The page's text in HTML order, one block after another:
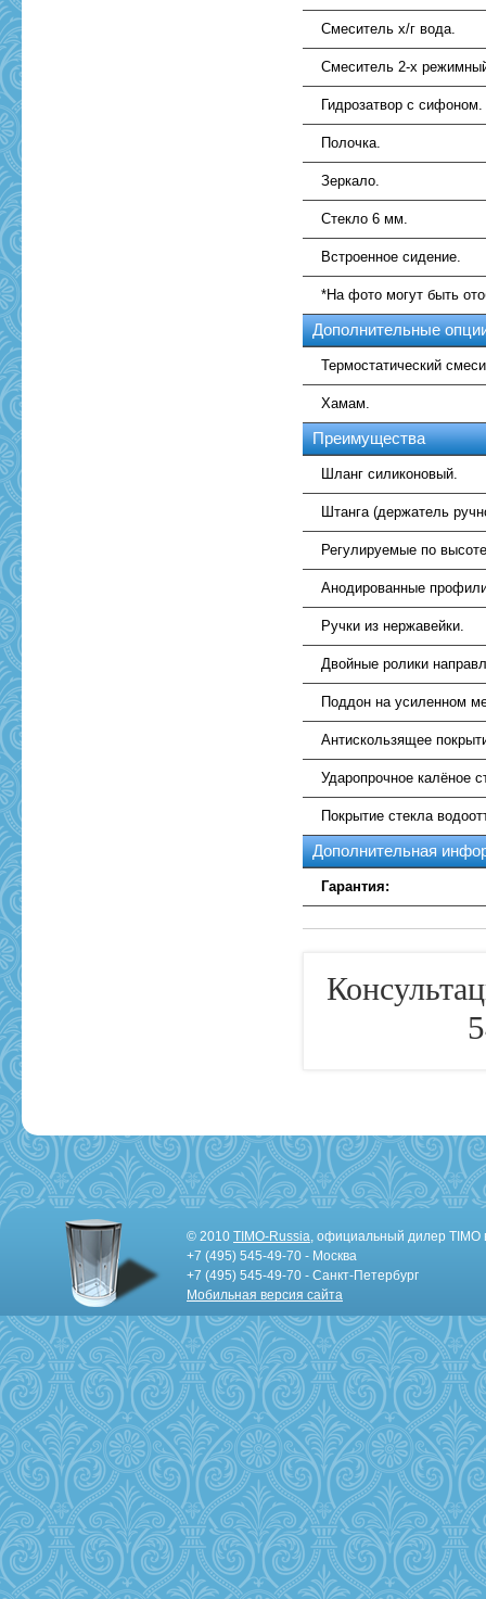
Смеситель х/г вода.
Смеситель 2-х
Гидрозатвор с сифоном.
Полочка.
Зеркало.
Стекло 6 мм.
Встроенное сидение.
*На фото могут быть
Дополнительные
Термостатический
Хамам.
Преимущества
Шланг силиконовый.
Штанга (держатель
Регулируемые по
Анодированные
Ручки из нержавейки.
Двойные ролики
Поддон на усиленном
Антискользящее
Ударопрочное калёное
Покрытие стекла
Дополнительная
Гарантия:
© 2010 TIMO-Russia, официальный дилер TIMO
+7 (495) 545-49-70 - Москва
+7 (495) 545-49-70 - Санкт-Петербург
Мобильная версия сайта